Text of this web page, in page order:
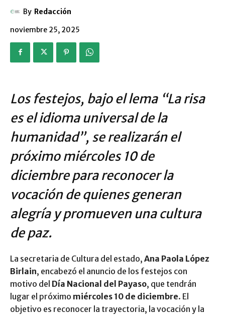
By Redacción
noviembre 25, 2025
Los festejos, bajo el lema “La risa
es el idioma universal de la
humanidad”, se realizarán el
próximo miércoles 10 de
diciembre para reconocer la
vocación de quienes generan
alegría y promueven una cultura
de paz.
La secretaria de Cultura del estado, Ana Paola López
Birlain, encabezó el anuncio de los festejos con
motivo del Día Nacional del Payaso, que tendrán
lugar el próximo miércoles 10 de diciembre. El
objetivo es reconocer la trayectoria, la vocación y la